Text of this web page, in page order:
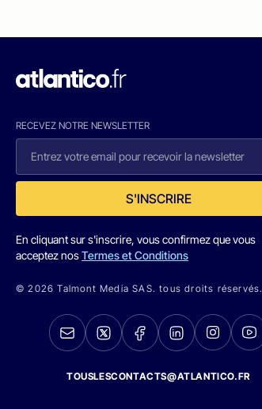
RECEVEZ NOTRE NEWSLETTER
S'INSCRIRE
En cliquant sur s'inscrire, vous confirmez que vous
acceptez nosTermes et Conditions
© 2026 Talmont Media SAS. tous droits réservés.
TOUSLESCONTACTS@ATLANTICO.FR